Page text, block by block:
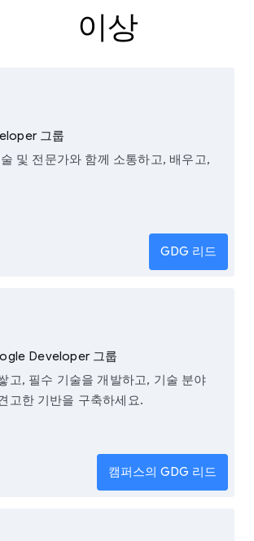
이상
그룹
및 전문가와 함께 소통하고, 배우고,
GDG 리드
Developer 그룹
고, 필수 기술을 개발하고, 기술 분야
고한 기반을 구축하세요.
캠퍼스의 GDG 리드